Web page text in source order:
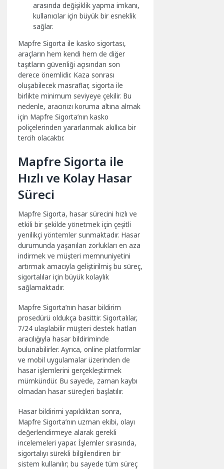
arasında değişiklik yapma imkanı,
kullanıcılar için büyük bir esneklik
sağlar.
Mapfre Sigorta ile kasko sigortası,
araçların hem kendi hem de diğer
taşıtların güvenliği açısından son
derece önemlidir. Kaza sonrası
oluşabilecek masraflar, sigorta ile
birlikte minimum seviyeye çekilir. Bu
nedenle, aracınızı koruma altına almak
için Mapfre Sigorta’nın kasko
poliçelerinden yararlanmak akıllıca bir
tercih olacaktır.
Mapfre Sigorta ile
Hızlı ve Kolay Hasar
Süreci
Mapfre Sigorta, hasar sürecini hızlı ve
etkili bir şekilde yönetmek için çeşitli
yenilikçi yöntemler sunmaktadır. Hasar
durumunda yaşanılan zorlukları en aza
indirmek ve müşteri memnuniyetini
artırmak amacıyla geliştirilmiş bu süreç,
sigortalılar için büyük kolaylık
sağlamaktadır.
Mapfre Sigorta’nın hasar bildirim
prosedürü oldukça basittir. Sigortalılar,
7/24 ulaşılabilir müşteri destek hatları
aracılığıyla hasar bildiriminde
bulunabilirler. Ayrıca, online platformlar
ve mobil uygulamalar üzerinden de
hasar işlemlerini gerçekleştirmek
mümkündür. Bu sayede, zaman kaybı
olmadan hasar süreçleri başlatılır.
Hasar bildirimi yapıldıktan sonra,
Mapfre Sigorta’nın uzman ekibi, olayı
değerlendirmeye alarak gerekli
incelemeleri yapar. İşlemler sırasında,
sigortalıyı sürekli bilgilendiren bir
sistem kullanılır; bu sayede tüm süreç